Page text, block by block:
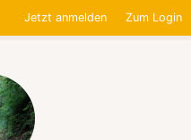
Jetzt anmelden Zum Login